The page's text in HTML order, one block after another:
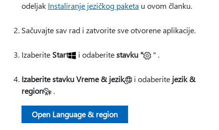
odeljak Instaliranje jezičkog paketa u ovom članku.
Sačuvajte sav rad i zatvorite sve otvorene aplikacije.
Izaberite Start i odaberitestavku " " .
Izaberite stavku Vreme & jezik i odaberite jezik &
region
.
Open Language & region